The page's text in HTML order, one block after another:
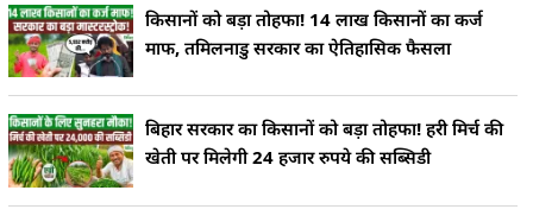
किसानों को बड़ा तोहफा! 14 लाख किसानों का कर्ज
माफ, तमिलनाडु सरकार का ऐतिहासिक फैसला
बिहार सरकार का किसानों को बड़ा तोहफा! हरी मिर्च की
खेती पर मिलेगी 24 हजार रुपये की सब्सिडी